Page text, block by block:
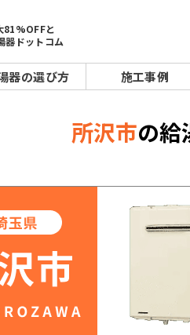
81%OFFと
器ドットコム
器の選び方 施工事例
所沢市の給